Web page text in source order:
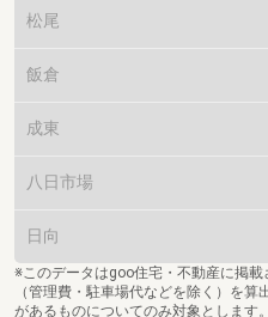
松尾
飯倉
成東
八日市場
日向
※このデータはgoo住宅・不動産に掲
（管理費・駐車場代などを除く）を
があるものについてのみ対象とします。